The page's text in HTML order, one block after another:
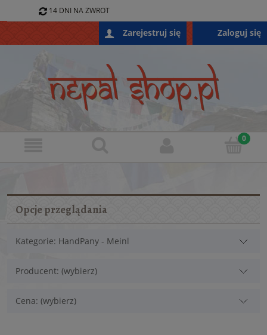
Zarejestruj się Zaloguj się
14 DNI NA ZWROT
Opcje przeglądania
Kategorie: HandPany - Meinl
Producent: (wybierz)
Cena: (wybierz)